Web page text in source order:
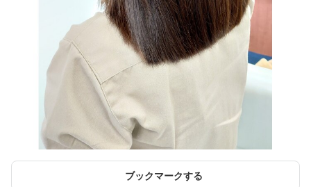
ブックマークする